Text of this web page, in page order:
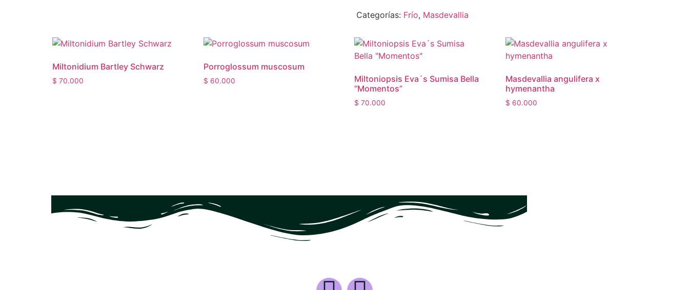
Categorías: Frío, Masdevallia
Miltonidium Bartley Schwarz
$ 70.000
Porroglossum muscosum
$ 60.000
Miltoniopsis Eva´s Sumisa Bella
“Momentos”
$ 70.000
Masdevallia angulifera x
hymenantha
$ 60.000